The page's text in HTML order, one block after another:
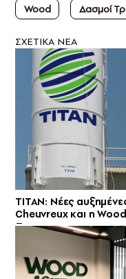
Wood
Δασμοί
ΣXETIKA NEA
ΤΙΤΑΝ: Νέες
Cheuvreux και η